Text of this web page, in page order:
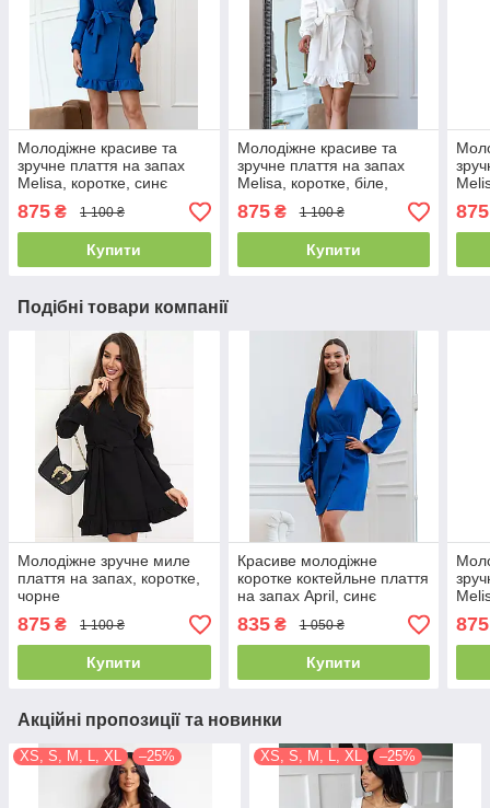
Молодіжне красиве та
зручне плаття на запах
Melisa, коротке, синє
875 ₴ 1 100 ₴
Купити
Молодіжне красиве та
зручне плаття на запах
Melisa, коротке, біле,
айворі
875₴ 1 100 ₴
Купити
875
Подібні товари компанії
Молодіжне зручне миле
плаття на запах, коротке,
чорне
875 ₴ 1 100 ₴
Купити
Красиве молодіжне
коротке коктейльне плаття
на запах April, синє
835₴ 1 050 ₴
Купити
875
Акційні пропозиції та новинки
XS, S, M, L, XL –25% XS, S, M, L, XL –25%